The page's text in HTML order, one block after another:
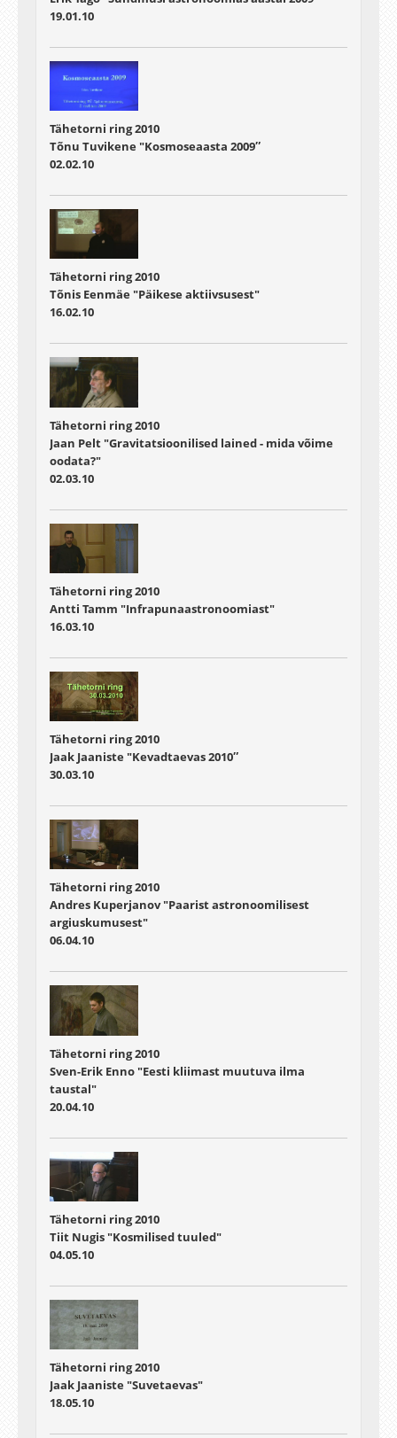
19.01.10
Tähetorni ring 2010
Tõnu Tuvikene "Kosmoseaasta 2009″
02.02.10
Tähetorni ring 2010
Tõnis Eenmäe "Päikese aktiivsusest"
16.02.10
Tähetorni ring 2010
Jaan Pelt "Gravitatsioonilised lained - mida võime
oodata?"
02.03.10
Tähetorni ring 2010
Antti Tamm "Infrapunaastronoomiast"
16.03.10
Tähetorni ring 2010
Jaak Jaaniste "Kevadtaevas 2010″
30.03.10
Tähetorni ring 2010
Andres Kuperjanov "Paarist astronoomilisest
argiuskumusest"
06.04.10
Tähetorni ring 2010
Sven-Erik Enno "Eesti kliimast muutuva ilma
taustal"
20.04.10
Tähetorni ring 2010
Tiit Nugis "Kosmilised tuuled"
04.05.10
Tähetorni ring 2010
Jaak Jaaniste "Suvetaevas"
18.05.10